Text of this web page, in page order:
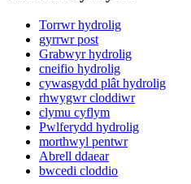
Torrwr hydrolig
gyrrwr post
Grabwyr hydrolig
cneifio hydrolig
cywasgydd plât hydrolig
rhwygwr cloddiwr
clymu cyflym
Pwlferydd hydrolig
morthwyl pentwr
Abrell ddaear
bwcedi cloddio